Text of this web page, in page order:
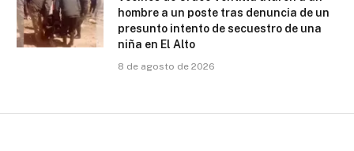
hombre a un poste tras denuncia de un
presunto intento de secuestro de una
niña en El Alto
8 de agosto de 2026